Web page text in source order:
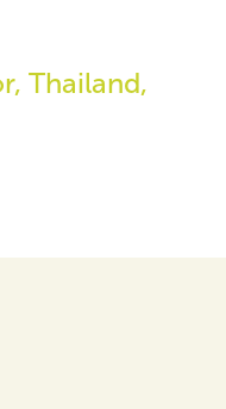
Thailand,